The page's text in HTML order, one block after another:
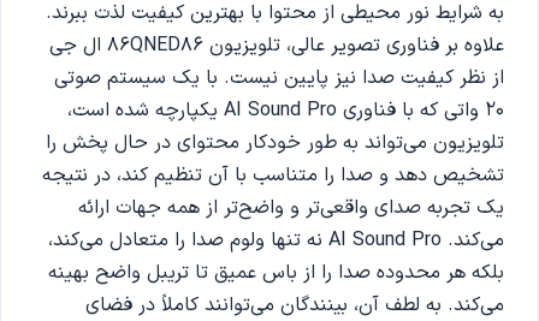
به شرایط نور محیطی از محتوا با بهترین کیفیت لذت ببرند.
علاوه بر فناوری تصویر عالی، تلویزیون 86QNED86 ال جی
از نظر کیفیت صدا نیز پایین نیست. با یک سیستم صوتی
20 واتی که با فناوری AI Sound Pro یکپارچه شده است،
تلویزیون می‌تواند به طور خودکار محتوای در حال پخش را
تشخیص دهد و صدا را متناسب با آن تنظیم کند، در نتیجه
یک تجربه صدای واقعی‌تر و واضح‌تر از همه جهات ارائه
می‌کند. AI Sound Pro نه تنها ولوم صدا را متعادل می‌کند،
بلکه هر محدوده صدا را از باس عمیق تا تریبل واضح بهینه
می‌کند. به لطف آن، بینندگان می‌توانند کاملاً در فضای